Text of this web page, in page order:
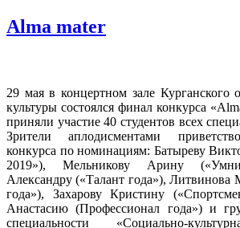
Аlma mater
29 мая в концертном зале Курганского
культуры состоялся финал конкурса
приняли участие 40 студентов всех
Зрители аплодисментами
конкурса по номинациям: Батыреву
2019»), Мельникову Арину
Александру («Талант года»),
года»), Захарову Кристину
Анастасию (Профессионал года») и
специальности «Социально-